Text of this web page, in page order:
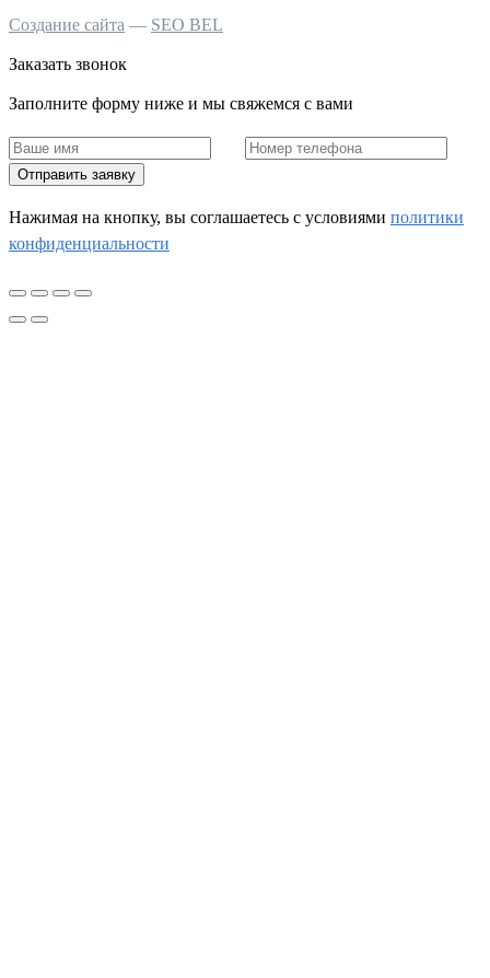
Создание сайта — SEO BEL
Заказать звонок
Заполните форму ниже и мы свяжемся с вами
Отправить заявку
Нажимая на кнопку, вы соглашаетесь c условиями политики
конфиденциальности